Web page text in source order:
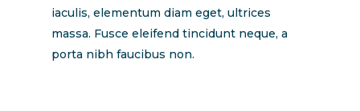
iaculis, elementum diam eget, ultrices
massa. Fusce eleifend tincidunt neque, a
porta nibh faucibus non.